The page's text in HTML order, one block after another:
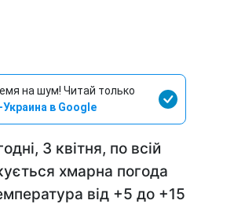
на шум! Читай только
Украина в Google
3 квітня, по всій
хмарна погода
від +5 до +15